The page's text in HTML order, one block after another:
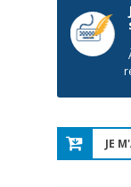
JE